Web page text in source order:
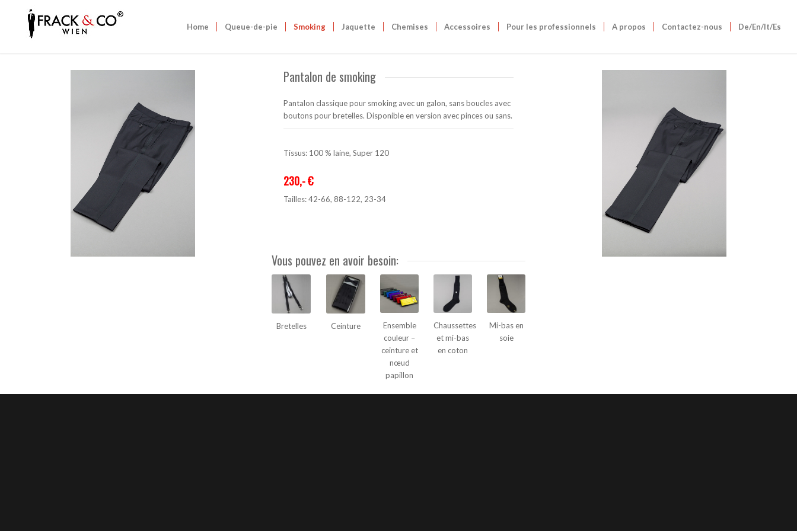
Home Queue-de-pie Smoking Jaquette Chemises Accessoires Pour les professionnels A propos Contactez-nous De/En/It/Es
Pantalon de smoking
Pantalon classique pour smoking avec un galon, sans boucles avec
boutons pour bretelles. Disponible en version avec pinces ou sans.
Tissus: 100 % laine, Super 120
230,- €
Tailles: 42-66, 88-122, 23-34
Vous pouvez en avoir besoin:
Bretelles Ceinture
Ensemble
couleur –
ceinture et
nœud
papillon
Chaussettes
et mi-bas
en coton
Mi-bas en
soie